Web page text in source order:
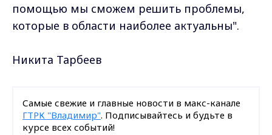
помощью мы сможем решить проблемы,
которые в области наиболее актуальны".
Никита Тарбеев
Самые свежие и главные новости в макс-канале
ГТРК "Владимир". Подписывайтесь и будьте в
курсе всех событий!